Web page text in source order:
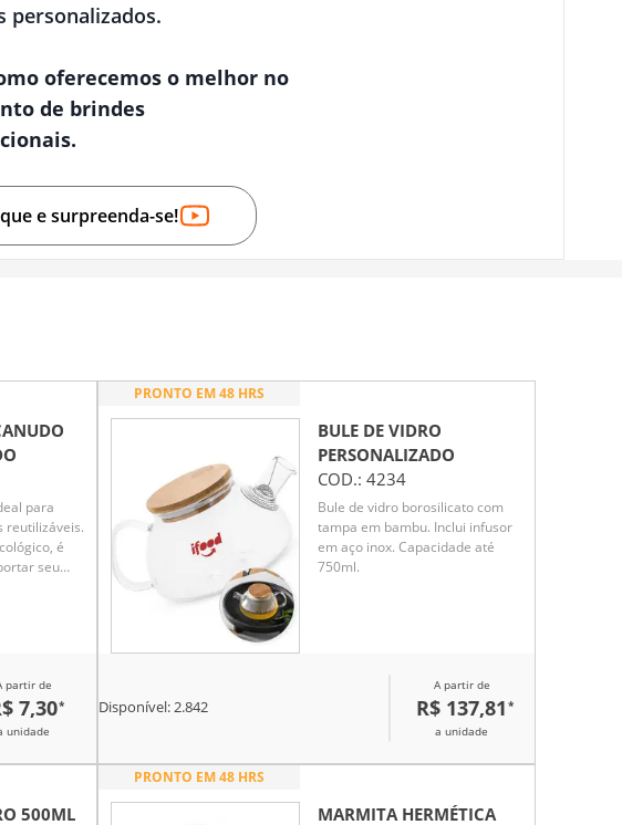
personalizados.
oferecemos o melhor no
de brindes
e surpreenda-se!
para
reutilizáveis.
é
seu
partir de
7,30*
unidade
PRONTO EM 48 HRS
BULE DE VIDRO
PERSONALIZADO
COD.: 4234
Bule de vidro borosilicato com
tampa em bambu. Inclui infusor
em aço inox. Capacidade até
750ml.
Disponível:2.842
A partir de
R$ 137,81 *
a unidade
500ML
PRONTO EM 48 HRS
MARMITA HERMÉTICA